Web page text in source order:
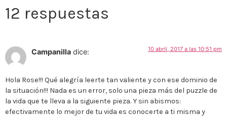
12 respuestas
Campanilla dice: 10 abril, 2017 a las 10:51 pm
Hola Rose!!! Qué alegría leerte tan valiente y con ese dominio de
la situación!!! Nada es un error, solo una pieza más del puzzle de
la vida que te lleva a la siguiente pieza. Y sin abismos:
efectivamente lo mejor de tu vida es conocerte a ti misma y